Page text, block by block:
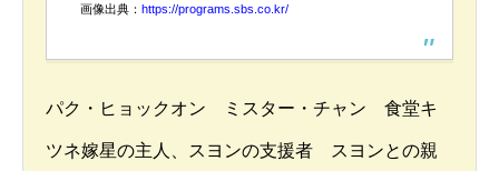
画像出典： https://programs.sbs.co.kr/
パク・ヒョックオン ミスター・チャン 食堂キ
ツネ嫁星の主人、スヨンの支援者 スヨンとの親